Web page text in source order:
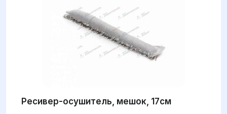
Ресивер-осушитель, мешок, 17см